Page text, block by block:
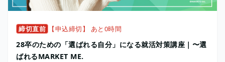
締切直前 【申込締切】 あと0時間
28卒のための「選ばれる自分」になる就活対策講座｜〜選
ばれるMARKET ME.